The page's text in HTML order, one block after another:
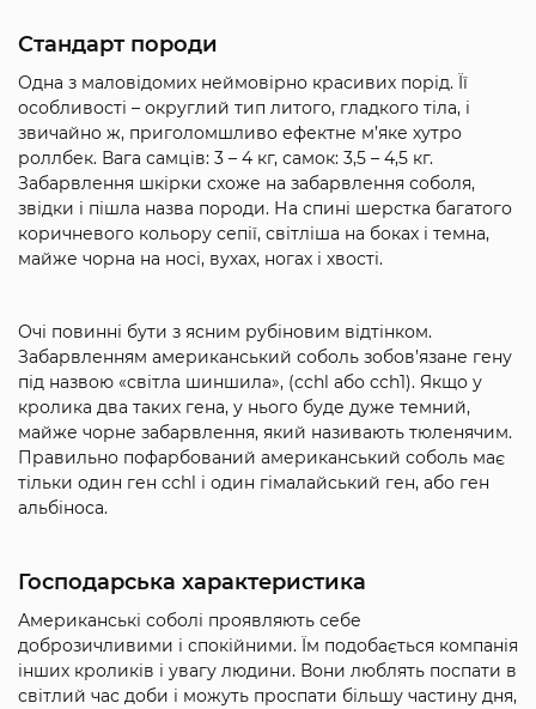
Стандарт породи
Одна з маловідомих неймовірно красивих порід. Її
особливості – округлий тип литого, гладкого тіла, і
звичайно ж, приголомшливо ефектне м’яке хутро
роллбек. Вага самців: 3 – 4 кг, самок: 3,5 – 4,5 кг.
Забарвлення шкірки схоже на забарвлення соболя,
звідки і пішла назва породи. На спині шерстка багатого
коричневого кольору сепії, світліша на боках і темна,
майже чорна на носі, вухах, ногах і хвості.
Очі повинні бути з ясним рубіновим відтінком.
Забарвленням американський соболь зобов’язане гену
під назвою «світла шиншила», (cchl або cch1). Якщо у
кролика два таких гена, у нього буде дуже темний,
майже чорне забарвлення, який називають тюленячим.
Правильно пофарбований американський соболь має
тільки один ген cchl і один гімалайський ген, або ген
альбіноса.
Господарська характеристика
Американські соболі проявляють себе
доброзичливими і спокійними. Їм подобається компанія
інших кроликів і увагу людини. Вони люблять поспати в
світлий час доби і можуть проспати більшу частину дня,